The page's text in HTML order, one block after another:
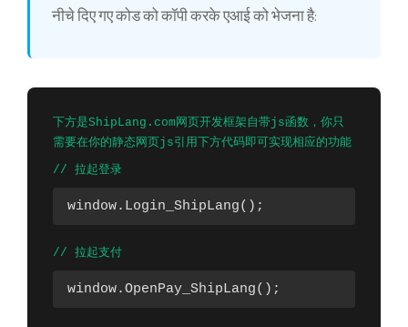
नीचे दिए गए कोड को कॉपी करके एआई को भेजना है:
下方是ShipLang.com网页开发框架自带js函数，你只
需要在你的静态网页js引用下方代码即可实现相应的功能
// 拉起登录
window.Login_ShipLang();
// 拉起支付
window.OpenPay_ShipLang();